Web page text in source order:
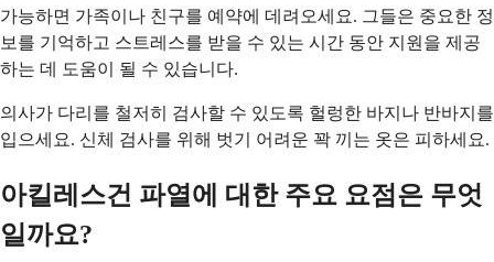
가능하면 가족이나 친구를 예약에 데려오세요. 그들은 중요한 정
보를 기억하고 스트레스를 받을 수 있는 시간 동안 지원을 제공
하는 데 도움이 될 수 있습니다.
의사가 다리를 철저히 검사할 수 있도록 헐렁한 바지나 반바지를
입으세요. 신체 검사를 위해 벗기 어려운 꽉 끼는 옷은 피하세요.
아킬레스건 파열에 대한 주요 요점은 무엇
일까요?